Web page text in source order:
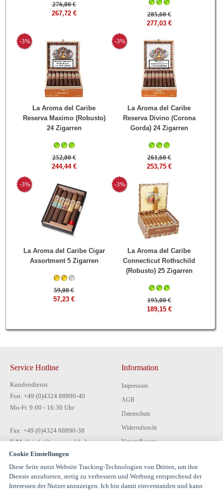
276,00 €
267,72 €
285,60 €
277,03 €
La Aroma del Caribe
Reserva Maximo (Robusto)
24 Zigarren
252,00 €
244,44 €
-3%
La Aroma del Caribe
Reserva Divino (Corona
Gorda) 24 Zigarren
261,60 €
253,75 €
-3%
La Aroma del Caribe Cigar
Assortment 5 Zigarren
59,00 €
57,23 €
-3%
La Aroma del Caribe
Connecticut Rothschild
(Robusto) 25 Zigarren
195,00 €
189,15 €
-3%
Service Hotline
Kundendienst
Fon: +49 (0)4324 88890-40
Mo-Fr. 9:00 - 16:30 Uhr
Fax: +49 (0)4324 88890-38
E-Mail: info@tecon-gmbh.de
Information
Impressum
AGB
Datenschutz
Widerrufsrecht
Versandkosten
Kontakt
Cookie Einstellungen
Diese Seite nutzt Website Tracking-Technologien von Dritten, um ihre
Dienste anzubieten, stetig zu verbessern und Werbung entsprechend der
Interessen der Nutzer anzuzeigen. Ich bin damit einverstanden und kann